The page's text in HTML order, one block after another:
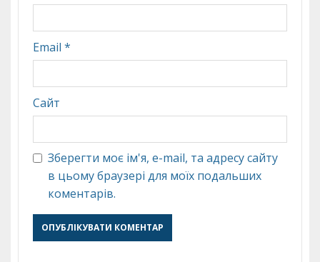
Email *
Сайт
Зберегти моє ім'я, e-mail, та адресу сайту
в цьому браузері для моїх подальших
коментарів.